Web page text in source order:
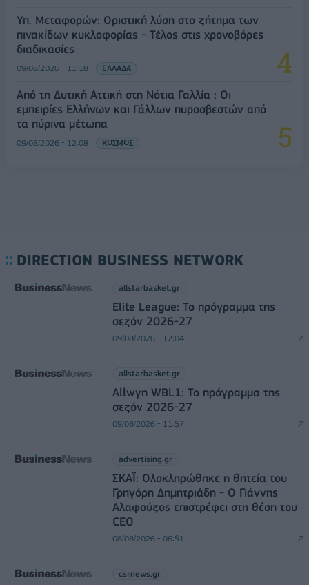
Υπ. Μεταφορών: Οριστική λύση στο ζήτημα των
πινακίδων κυκλοφορίας - Τέλος στις χρονοβόρες
διαδικασίες
09/08/2026 - 11:18 ΕΛΛΑΔΑ
Από τη Δυτική Αττική στη Νότια Γαλλία : Οι
εμπειρίες Ελλήνων και Γάλλων πυροσβεστών από
τα πύρινα μέτωπα
09/08/2026 - 12:08 ΚΟΣΜΟΣ
DIRECTION BUSINESS NETWORK
allstarbasket.gr
Elite League: Το πρόγραμμα της
σεζόν 2026-27
09/08/2026 - 12:04
allstarbasket.gr
Allwyn WBL1: Το πρόγραμμα της
σεζόν 2026-27
09/08/2026 - 11:57
advertising.gr
ΣΚΑΪ: Ολοκληρώθηκε η θητεία του
Γρηγόρη Δημητριάδη - Ο Γιάννης
Αλαφούζος επιστρέφει στη θέση του
CEO
08/08/2026 - 06:51
csrnews.gr